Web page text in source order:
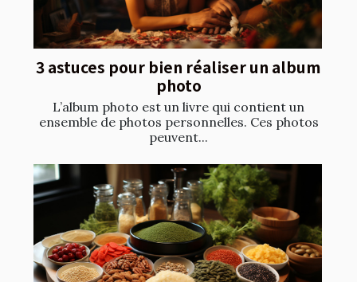
3 astuces pour bien réaliser un album
photo
L’album photo est un livre qui contient un
ensemble de photos personnelles. Ces photos
peuvent...